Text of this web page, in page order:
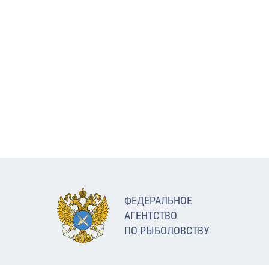
ФЕДЕРАЛЬНОЕ
АГЕНТСТВО
ПО РЫБОЛОВСТВУ